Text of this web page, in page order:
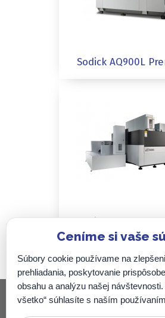
Sodick AQ900L
Sodick AQ1500L
Premium
Ceníme si vaše
Súbory cookie používame na
prehliadania, poskytovanie
obsahu a analýzu našej
všetko“ súhlasíte s naším